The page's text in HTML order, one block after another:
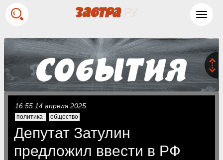
16:55 14 апреля 2025
политика общество
Депутат Затулин
предложил ввести в РФ